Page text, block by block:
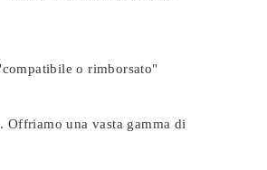
o rimborsato"
Offriamo una vasta gamma di